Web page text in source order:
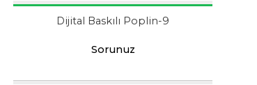
Dijital Baskılı Poplin-9
Sorunuz